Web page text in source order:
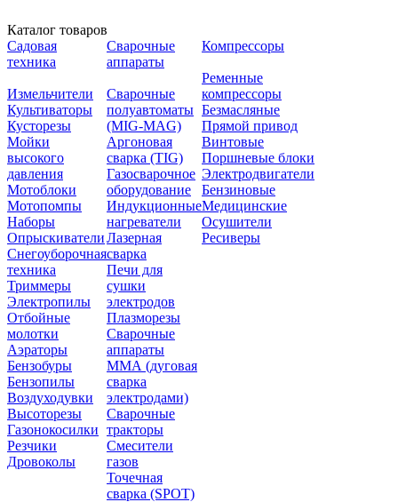
Каталог товаров
Садовая
техника
Измельчители
Культиваторы
Кусторезы
Мойки
высокого
давления
Мотоблоки
Мотопомпы
Наборы
Опрыскиватели
Снегоуборочная
техника
Триммеры
Электропилы
Отбойные
молотки
Аэраторы
Бензобуры
Бензопилы
Воздуходувки
Высоторезы
Газонокосилки
Резчики
Дровоколы
Сварочные
аппараты
Сварочные
полуавтоматы
(MIG-MAG)
Аргоновая
сварка (TIG)
Газосварочное
оборудование
Индукционные
нагреватели
Лазерная
сварка
Печи для
сушки
электродов
Плазморезы
Сварочные
аппараты
ММА (дуговая
сварка
электродами)
Сварочные
тракторы
Смесители
газов
Точечная
сварка (SPOT)
Компрессоры
Ременные
компрессоры
Безмасляные
Прямой привод
Винтовые
Поршневые блоки
Электродвигатели
Бензиновые
Медицинские
Осушители
Ресиверы